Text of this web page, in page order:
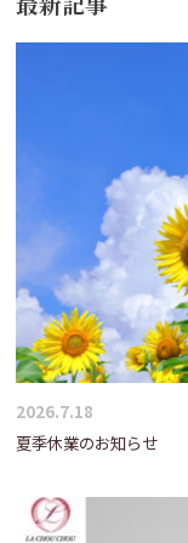
2026.7.18
夏季休業のお知らせ